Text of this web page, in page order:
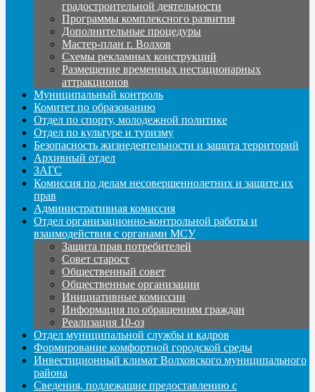
градостроительной деятельности
Программы комплексного развития
Дополнительные процедуры
Мастер-план г. Волхов
Схемы рекламных конструкций
Размещение временных нестационарных
аттракционов
Муниципальный контроль
Комитет по образованию
Отдел по спорту, молодежной политике
Отдел по культуре и туризму
Безопасность жизнедеятельности и защита территорий
Архивный отдел
ЗАГС
Комиссия по делам несовершеннолетних и защите их
прав
Административная комиссия
Отдел организационно-контрольной работы и
взаимодействия с органами МСУ
Защита прав потребителей
Совет старост
Общественный совет
Общественные организации
Инициативные комиссии
Информация по обращениям граждан
Реализация 10-оз
Отдел муниципальной службы и кадров
Формирование комфортной городской среды
Инвестиционный климат Волховского муниципального
района
Сведения, подлежащие предоставлению с